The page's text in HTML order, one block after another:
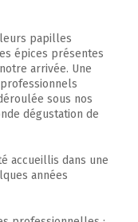
papilles
épices présentes
arrivée. Une
sous nos
dégustation de
accueillis dans une
années